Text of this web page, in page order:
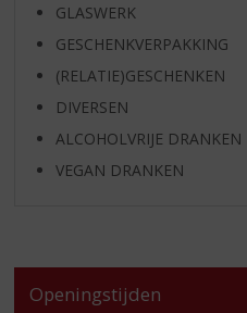
GLASWERK
GESCHENKVERPAKKING
(RELATIE)GESCHENKEN
DIVERSEN
ALCOHOLVRIJE DRANKEN
VEGAN DRANKEN
Openingstijden